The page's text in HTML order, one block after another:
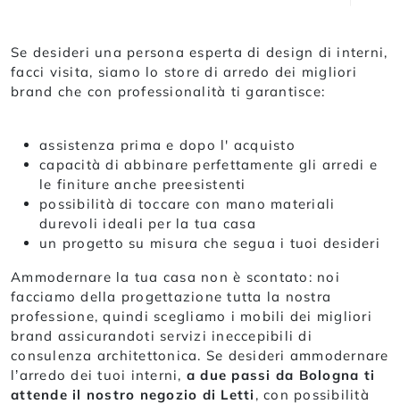
Se desideri una persona esperta di design di interni,
facci visita, siamo lo store di arredo dei migliori
brand che con professionalità ti garantisce:
assistenza prima e dopo l' acquisto
capacità di abbinare perfettamente gli arredi e
le finiture anche preesistenti
possibilità di toccare con mano materiali
durevoli ideali per la tua casa
un progetto su misura che segua i tuoi desideri
Ammodernare la tua casa non è scontato: noi
facciamo della progettazione tutta la nostra
professione, quindi scegliamo i mobili dei migliori
brand assicurandoti servizi ineccepibili di
consulenza architettonica. Se desideri ammodernare
l’arredo dei tuoi interni, a due passi da Bologna ti
attende il nostro negozio di Letti , con possibilità